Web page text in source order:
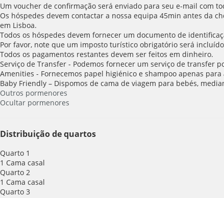
Um voucher de confirmação será enviado para seu e-mail com
Os hóspedes devem contactar a nossa equipa 45min antes da
em Lisboa.
Todos os hóspedes devem fornecer um documento de
Por favor, note que um imposto turístico obrigatório será
Todos os pagamentos restantes devem ser feitos em dinheiro.
Serviço de Transfer - Podemos fornecer um serviço de transfer
Amenities - Fornecemos papel higiénico e shampoo apenas
Baby Friendly – Dispomos de cama de viagem para bebés,
Outros pormenores
Ocultar pormenores
Distribuição de quartos
Quarto 1
1 Cama casal
Quarto 2
1 Cama casal
Quarto 3